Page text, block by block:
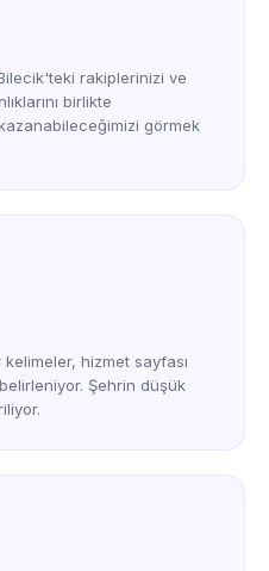
rakiplerinizi ve
birlikte
görmek
hizmet sayfası
Şehrin düşük